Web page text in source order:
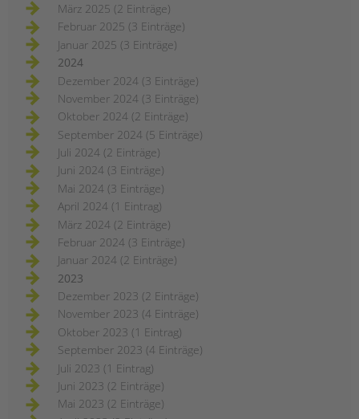
März 2025 (2 Einträge)
Februar 2025 (3 Einträge)
Januar 2025 (3 Einträge)
2024
Dezember 2024 (3 Einträge)
November 2024 (3 Einträge)
Oktober 2024 (2 Einträge)
September 2024 (5 Einträge)
Juli 2024 (2 Einträge)
Juni 2024 (3 Einträge)
Mai 2024 (3 Einträge)
April 2024 (1 Eintrag)
März 2024 (2 Einträge)
Februar 2024 (3 Einträge)
Januar 2024 (2 Einträge)
2023
Dezember 2023 (2 Einträge)
November 2023 (4 Einträge)
Oktober 2023 (1 Eintrag)
September 2023 (4 Einträge)
Juli 2023 (1 Eintrag)
Juni 2023 (2 Einträge)
Mai 2023 (2 Einträge)